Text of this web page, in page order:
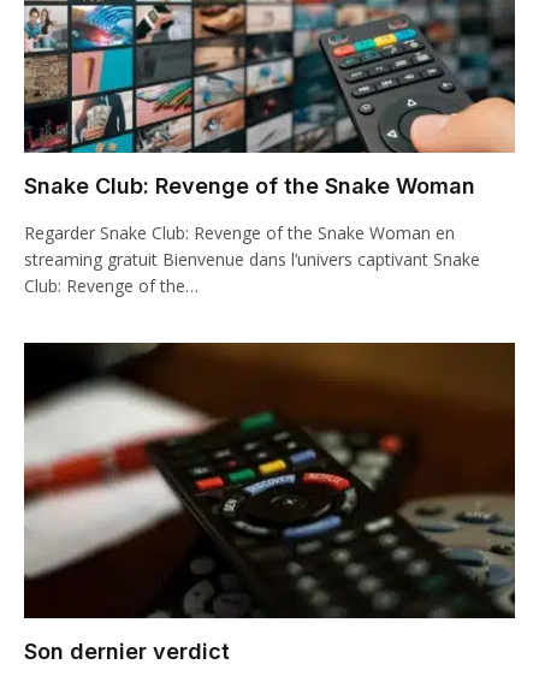
Snake Club: Revenge of the Snake Woman
Regarder Snake Club: Revenge of the Snake Woman en
streaming gratuit Bienvenue dans l’univers captivant Snake
Club: Revenge of the…
Son dernier verdict